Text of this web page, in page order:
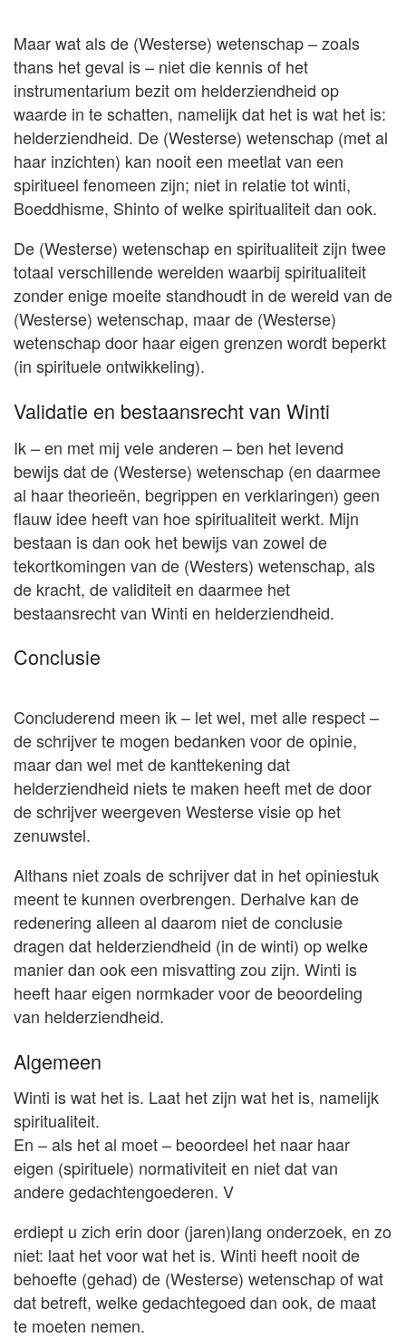
Maar wat als de (Westerse) wetenschap – zoals
thans het geval is – niet die kennis of het
instrumentarium bezit om helderziendheid op
waarde in te schatten, namelijk dat het is wat het is:
helderziendheid. De (Westerse) wetenschap (met al
haar inzichten) kan nooit een meetlat van een
spiritueel fenomeen zijn; niet in relatie tot winti,
Boeddhisme, Shinto of welke spiritualiteit dan ook.
De (Westerse) wetenschap en spiritualiteit zijn twee
totaal verschillende werelden waarbij spiritualiteit
zonder enige moeite standhoudt in de wereld van de
(Westerse) wetenschap, maar de (Westerse)
wetenschap door haar eigen grenzen wordt beperkt
(in spirituele ontwikkeling).
Validatie en bestaansrecht van Winti
Ik – en met mij vele anderen – ben het levend
bewijs dat de (Westerse) wetenschap (en daarmee
al haar theorieën, begrippen en verklaringen) geen
flauw idee heeft van hoe spiritualiteit werkt. Mijn
bestaan is dan ook het bewijs van zowel de
tekortkomingen van de (Westers) wetenschap, als
de kracht, de validiteit en daarmee het
bestaansrecht van Winti en helderziendheid.
Conclusie
Concluderend meen ik – let wel, met alle respect –
de schrijver te mogen bedanken voor de opinie,
maar dan wel met de kanttekening dat
helderziendheid niets te maken heeft met de door
de schrijver weergeven Westerse visie op het
zenuwstel.
Althans niet zoals de schrijver dat in het opiniestuk
meent te kunnen overbrengen. Derhalve kan de
redenering alleen al daarom niet de conclusie
dragen dat helderziendheid (in de winti) op welke
manier dan ook een misvatting zou zijn. Winti is
heeft haar eigen normkader voor de beoordeling
van helderziendheid.
Algemeen
Winti is wat het is. Laat het zijn wat het is, namelijk
spiritualiteit.
En – als het al moet – beoordeel het naar haar
eigen (spirituele) normativiteit en niet dat van
andere gedachtengoederen. V
erdiept u zich erin door (jaren)lang onderzoek, en zo
niet: laat het voor wat het is. Winti heeft nooit de
behoefte (gehad) de (Westerse) wetenschap of wat
dat betreft, welke gedachtegoed dan ook, de maat
te moeten nemen.